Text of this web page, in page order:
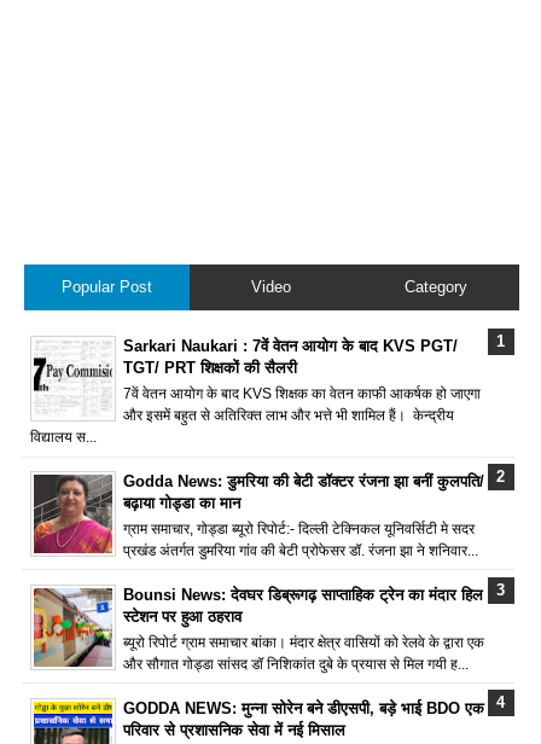
Popular Post Video Category
Sarkari Naukari : 7वें वेतन आयोग के बाद KVS PGT/
TGT/ PRT शिक्षकों की सैलरी
7वें वेतन आयोग के बाद KVS शिक्षक का वेतन काफी आकर्षक हो जाएगा
और इसमें बहुत से अतिरिक्त लाभ और भत्ते भी शामिल हैं। केन्द्रीय
विद्यालय स...
Godda News: डुमरिया की बेटी डॉक्टर रंजना झा बनीं कुलपति/
बढ़ाया गोड्डा का मान
ग्राम समाचार, गोड्डा ब्यूरो रिपोर्ट:- दिल्ली टेक्निकल यूनिवर्सिटी मे सदर
प्रखंड अंतर्गत डुमरिया गांव की बेटी प्रोफेसर डॉ. रंजना झा ने शनिवार...
Bounsi News: देवघर डिब्रूगढ़ साप्ताहिक ट्रेन का मंदार हिल
स्टेशन पर हुआ ठहराव
ब्यूरो रिपोर्ट ग्राम समाचार बांका। मंदार क्षेत्र वासियों को रेलवे के द्वारा एक
और सौगात गोड्डा सांसद डॉ निशिकांत दुबे के प्रयास से मिल गयी ह...
GODDA NEWS: मुन्ना सोरेन बने डीएसपी, बड़े भाई BDO एक
परिवार से प्रशासनिक सेवा में नई मिसाल